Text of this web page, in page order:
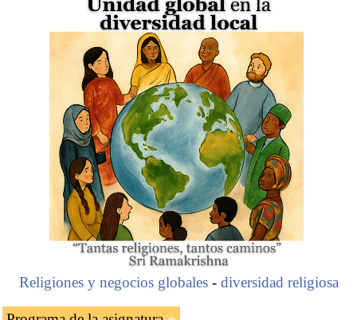
Religiones y negocios globales- diversidad religiosa